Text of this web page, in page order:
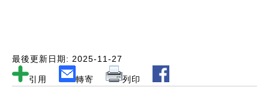
最後更新日期: 2025-11-27
引用 轉寄 列印